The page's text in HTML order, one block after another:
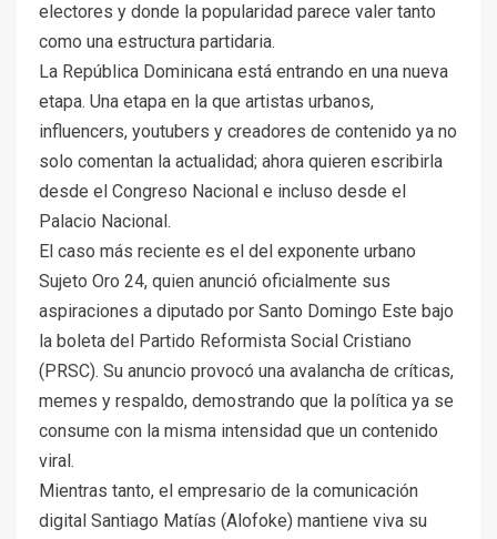
electores y donde la popularidad parece valer tanto
como una estructura partidaria.
La República Dominicana está entrando en una nueva
etapa. Una etapa en la que artistas urbanos,
influencers, youtubers y creadores de contenido ya no
solo comentan la actualidad; ahora quieren escribirla
desde el Congreso Nacional e incluso desde el
Palacio Nacional.
El caso más reciente es el del exponente urbano
Sujeto Oro 24, quien anunció oficialmente sus
aspiraciones a diputado por Santo Domingo Este bajo
la boleta del Partido Reformista Social Cristiano
(PRSC). Su anuncio provocó una avalancha de críticas,
memes y respaldo, demostrando que la política ya se
consume con la misma intensidad que un contenido
viral.
Mientras tanto, el empresario de la comunicación
digital Santiago Matías (Alofoke) mantiene viva su